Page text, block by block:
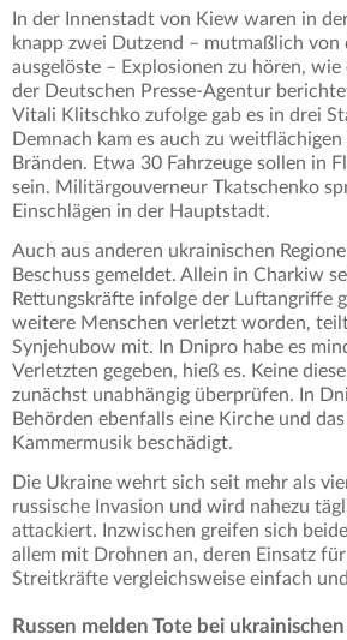
In der Innenstadt von Kiew waren in
knapp zwei Dutzend – mutmaßlich von
ausgelöste – Explosionen zu hören,
der Deutschen Presse-Agentur
Vitali Klitschko zufolge gab es in drei
Demnach kam es auch zu
Bränden. Etwa 30 Fahrzeuge sollen in
sein. Militärgouverneur Tkatschenko
Einschlägen in der Hauptstadt.
Auch aus anderen ukrainischen
Beschuss gemeldet. Allein in Charkiw
Rettungskräfte infolge der Luftangriffe
weitere Menschen verletzt worden,
Synjehubow mit. In Dnipro habe es
Verletzten gegeben, hieß es. Keine
zunächst unabhängig überprüfen. In
Behörden ebenfalls eine Kirche und
Kammermusik beschädigt.
Die Ukraine wehrt sich seit mehr als
russische Invasion und wird nahezu
attackiert. Inzwischen greifen sich
allem mit Drohnen an, deren Einsatz
Streitkräfte vergleichsweise einfach
Russen melden Tote bei